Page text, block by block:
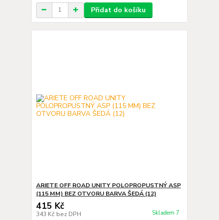
Přidat do košíku
ARIETE OFF ROAD UNITY POLOPROPUSTNÝ ASP
(115 MM) BEZ OTVORU BARVA ŠEDÁ (12)
415 Kč
343 Kč bez DPH Skladem 7